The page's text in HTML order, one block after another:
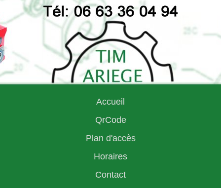
Accueil
QrCode
Plan d'accès
Horaires
Contact